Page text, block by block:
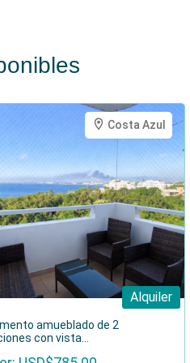
vivir o invertir, te
Saber".
con una inversión
y agendar una visita!
Costa Azul
Alquiler
amueblado de 2
con vista...